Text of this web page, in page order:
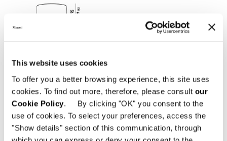
This website uses cookies
To offer you a better browsing experience, this site uses
cookies. To find out more, therefore, please consult our
Cookie Policy. By clicking "OK" you consent to the
use of cookies. To select your preferences, access the
"Show details" section of this communication, through